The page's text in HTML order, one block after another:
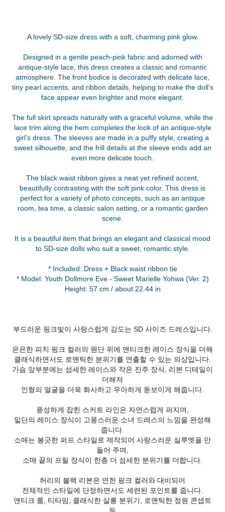
A lovely SD-size dress with a soft, charming pink glow.
Designed in a gentle peach-pink fabric and adorned with
antique-style lace, this dress creates a classic and romantic
atmosphere. The front bodice is decorated with delicate lace,
tiny pearl accents, and ribbon details, helping to make the doll’s
face appear even brighter and more elegant.
The full skirt spreads naturally with a graceful volume, while the
lace trim along the hem completes the look of an antique-style
girl’s dress. The sleeves are made in a puffy style, creating a
sweet silhouette, and the frill details at the sleeve ends add an
even more delicate touch.
The black waist ribbon gives a neat yet refined accent,
beautifully contrasting with the soft pink color. This dress is
perfect for a variety of photo concepts, such as an antique
room, tea time, a classic salon setting, or a romantic garden
scene.
It is a beautiful item that brings an elegant and classical mood
to SD-size dolls who suit a sweet, romantic style.
* Included: Dress + Black waist ribbon tie
* Model: Youth Dollmore Eve - Sweet Marielle Yohwa (Ver. 2)
Height: 57 cm / about 22.44 in
부드러운 핑크빛이 사랑스럽게 감도는 SD 사이즈 드레스입니다.
은은한 피치 핑크 컬러의 원단 위에 앤티크한 레이스 장식을 더해
클래식하면서도 로맨틱한 분위기를 연출할 수 있는 의상입니다.
가슴 앞부분에는 섬세한 레이스와 작은 진주 장식, 리본 디테일이
더해져
인형의 얼굴을 더욱 화사하고 우아하게 돋보이게 해줍니다.
풍성하게 잡힌 스커트 라인은 자연스럽게 퍼지며,
밑단의 레이스 장식이 고풍스러운 소녀 드레스의 느낌을 완성해
줍니다.
소매는 봉긋한 퍼프 스타일로 제작되어 사랑스러운 실루엣을 만
들어 주며,
소매 끝의 프릴 장식이 한층 더 섬세한 분위기를 더합니다.
허리의 블랙 리본은 연한 핑크 컬러와 대비되어
전체적인 스타일에 단정하면서도 세련된 포인트를 줍니다.
앤티크 룸, 티타임, 클래식한 살롱 분위기, 로맨틱한 정원 콘셉트